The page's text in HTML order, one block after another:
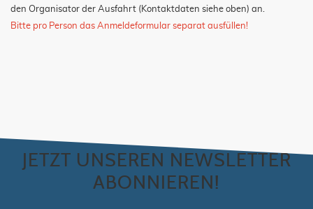
den Organisator der Ausfahrt (Kontaktdaten siehe oben) an.
Bitte pro Person das Anmeldeformular separat ausfüllen!
JETZT UNSEREN NEWSLETTER
ABONNIEREN!